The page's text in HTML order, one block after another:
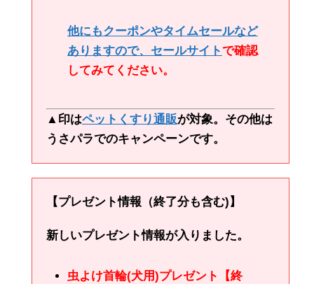
他にもクーポンやタイムセールなど
ありますので、 セールサイトで確認
してみてください。
▲印はペットくすり通販が対象。その他は
うさパラでのキャンペーンです。
【プレゼント情報（終了分も含む)】
新しいプレゼント情報が入りました。
虫よけ首輪(犬用)プレゼント【終